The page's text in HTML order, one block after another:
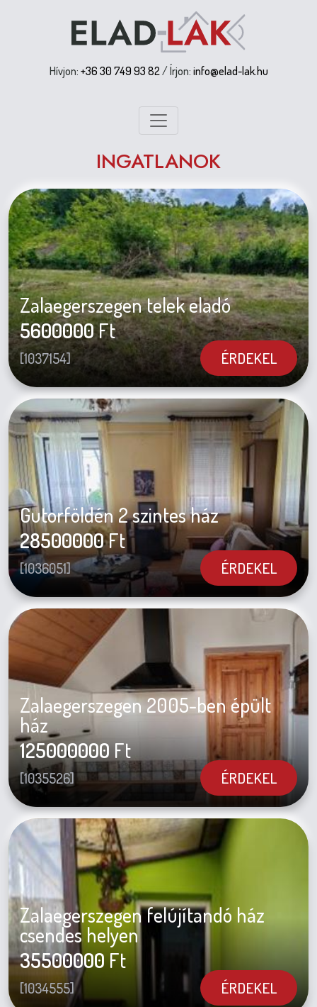
Hívjon: +36 30 749 93 82 / Írjon: info@elad-lak.hu
INGATLANOK
Zalaegerszegen telek eladó
5600000Ft
[1037154] ÉRDEKEL
Gutorföldén 2 szintes ház
28500000Ft
[1036051] ÉRDEKEL
Zalaegerszegen 2005-ben épült
ház
125000000Ft
[1035526] ÉRDEKEL
Zalaegerszegen felújítandó ház
csendes helyen
35500000Ft
[1034555] ÉRDEKEL